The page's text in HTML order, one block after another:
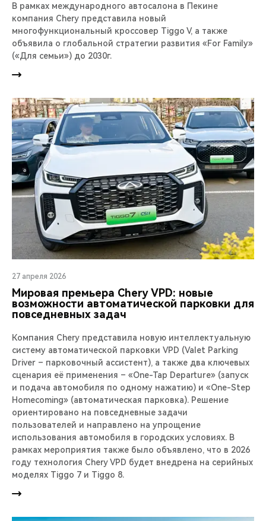
В рамках международного автосалона в Пекине
компания Chery представила новый
многофункциональный кроссовер Tiggo V, а также
объявила о глобальной стратегии развития «For Family»
(«Для семьи») до 2030г.
27 апреля 2026
Мировая премьера Chery VPD: новые
возможности автоматической парковки для
повседневных задач
Компания Chery представила новую интеллектуальную
систему автоматической парковки VPD (Valet Parking
Driver – парковочный ассистент), а также два ключевых
сценария её применения – «One-Tap Departure» (запуск
и подача автомобиля по одному нажатию) и «One-Step
Homecoming» (автоматическая парковка). Решение
ориентировано на повседневные задачи
пользователей и направлено на упрощение
использования автомобиля в городских условиях. В
рамках мероприятия также было объявлено, что в 2026
году технология Chery VPD будет внедрена на серийных
моделях Tiggo 7 и Tiggo 8.